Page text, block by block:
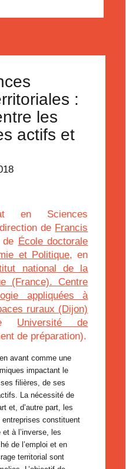
:
les
actifs et
en Sciences
de Francis
École doctorale
et Politique, en
national de la
(France). Centre
appliquées à
ruraux (Dijon)
Université de
de préparation).
avant comme une
impactant le
filières, de ses
La nécessité de
et, d’autre part, les
constituent
à l’inverse, les
de l’emploi et en
territorial sont